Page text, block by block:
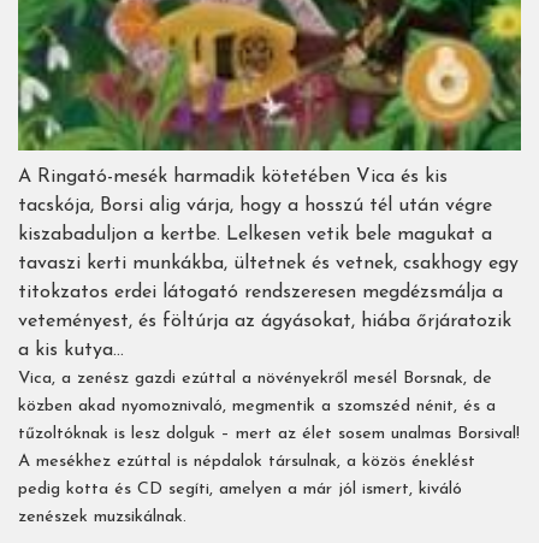
A Ringató-mesék harmadik kötetében Vica és kis
tacskója, Borsi alig várja, hogy a hosszú tél után végre
kiszabaduljon a kertbe. Lelkesen vetik bele magukat a
tavaszi kerti munkákba, ültetnek és vetnek, csakhogy egy
titokzatos erdei látogató rendszeresen megdézsmálja a
veteményest, és föltúrja az ágyásokat, hiába őrjáratozik
a kis kutya…
Vica, a zenész gazdi ezúttal a növényekről mesél Borsnak, de
közben akad nyomoznivaló, megmentik a szomszéd nénit, és a
tűzoltóknak is lesz dolguk – mert az élet sosem unalmas Borsival!
A mesékhez ezúttal is népdalok társulnak, a közös éneklést
pedig kotta és CD segíti, amelyen a már jól ismert, kiváló
zenészek muzsikálnak.